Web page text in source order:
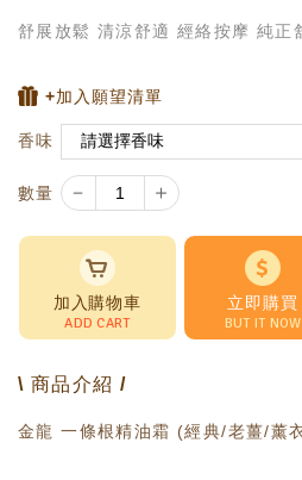
舒展放鬆 清涼舒適 經絡按摩 純正
+加入願望清單
香味
數量 － ＋
加入購物車
ADD CART
立即購買
BUT IT NOW
\ 商品介紹 /
金龍 一條根精油霜 (經典/老薑/薰